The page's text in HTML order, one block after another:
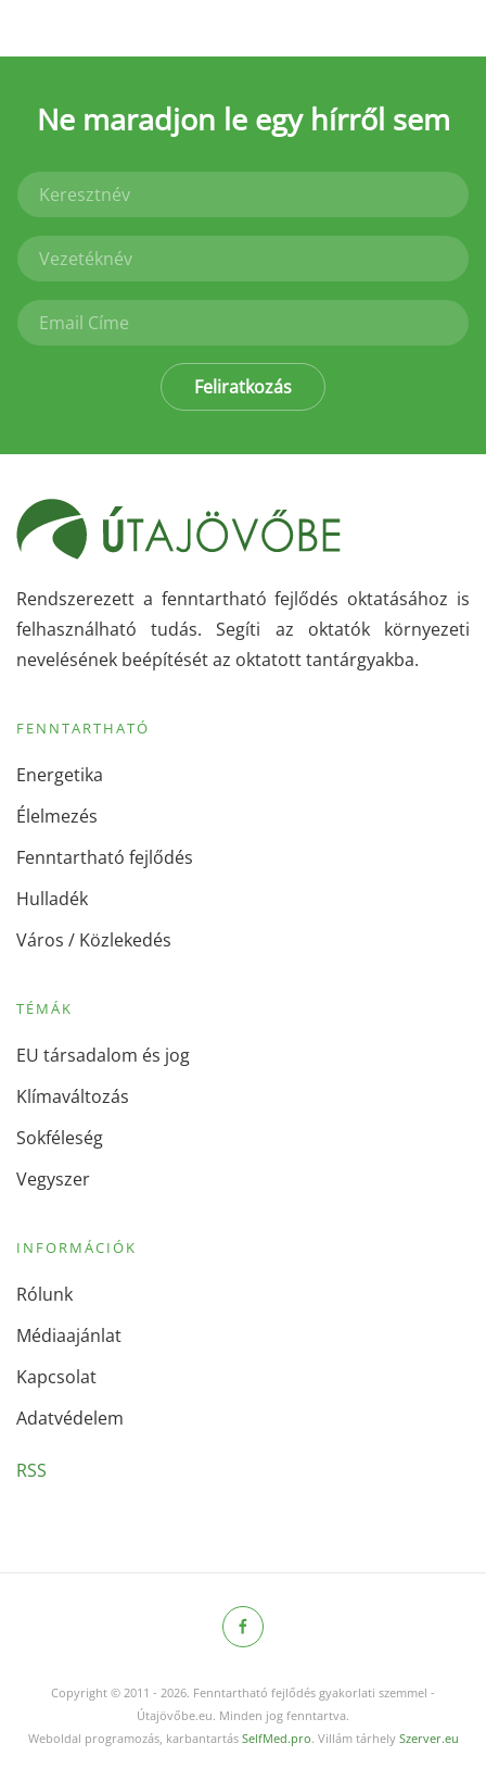
Ne maradjon le egy hírről sem
Feliratkozás
Rendszerezett a fenntartható fejlődés oktatásához is
felhasználható tudás. Segíti az oktatók környezeti
nevelésének beépítését az oktatott tantárgyakba.
FENNTARTHATÓ
Energetika
Élelmezés
Fenntartható fejlődés
Hulladék
Város / Közlekedés
TÉMÁK
EU társadalom és jog
Klímaváltozás
Sokféleség
Vegyszer
INFORMÁCIÓK
Rólunk
Médiaajánlat
Kapcsolat
Adatvédelem
RSS
Copyright © 2011 - 2026. Fenntartható fejlődés gyakorlati szemmel -
Útajövőbe.eu. Minden jog fenntartva.
Weboldal programozás, karbantartás SelfMed.pro. Villám tárhely Szerver.eu